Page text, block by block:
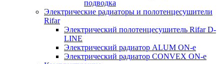
подводка
Электрические радиаторы и полотенцесушители
Rifar
Электрический полотенцесушитель Rifar D-
LINE
Электрический радиатор ALUM ON-e
Электрический радиатор CONVEX ON-e